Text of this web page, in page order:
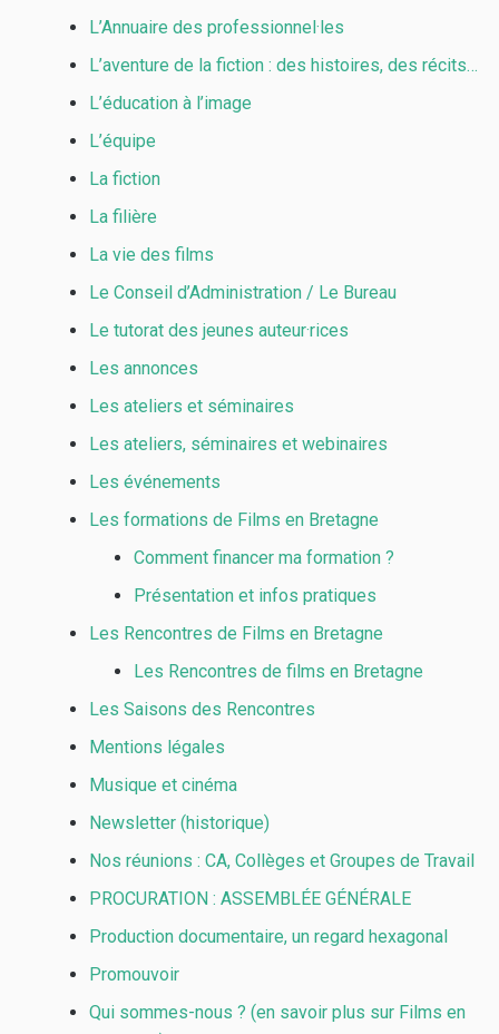
L’Annuaire des professionnel·les
L’aventure de la fiction : des histoires, des récits…
L’éducation à l’image
L’équipe
La fiction
La filière
La vie des films
Le Conseil d’Administration / Le Bureau
Le tutorat des jeunes auteur·rices
Les annonces
Les ateliers et séminaires
Les ateliers, séminaires et webinaires
Les événements
Les formations de Films en Bretagne
Comment financer ma formation ?
Présentation et infos pratiques
Les Rencontres de Films en Bretagne
Les Rencontres de films en Bretagne
Les Saisons des Rencontres
Mentions légales
Musique et cinéma
Newsletter (historique)
Nos réunions : CA, Collèges et Groupes de Travail
PROCURATION : ASSEMBLÉE GÉNÉRALE
Production documentaire, un regard hexagonal
Promouvoir
Qui sommes-nous ? (en savoir plus sur Films en